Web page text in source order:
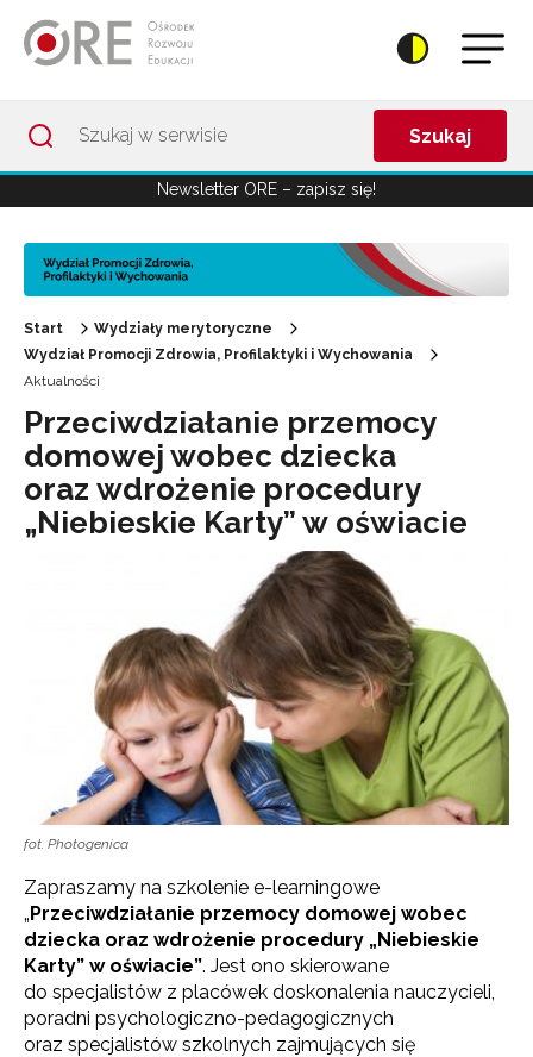
Szukaj
Newsletter ORE – zapisz się!
Start
Wydziały merytoryczne
Wydział Promocji Zdrowia, Profilaktyki i Wychowania
Aktualności
Przeciwdziałanie przemocy
domowej wobec dziecka
oraz wdrożenie procedury
„Niebieskie Karty” w oświacie
fot. Photogenica
Zapraszamy na szkolenie e-learningowe
„Przeciwdziałanie przemocy domowej wobec
dziecka oraz wdrożenie procedury „Niebieskie
Karty” w oświacie”. Jest ono skierowane
do specjalistów z placówek doskonalenia nauczycieli,
poradni psychologiczno-pedagogicznych
oraz specjalistów szkolnych zajmujących się